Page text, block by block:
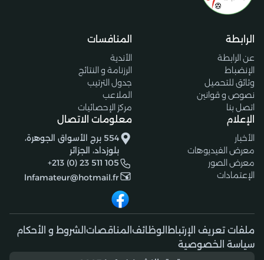
الرابطة
عن الرابطة
الإنضباط
وثائق للتحميل
نصوص و قوانين
اتصل بنا
المنافسات
الأندية
الرزنامة و النتائج
جدول الترتيب
الملاعب
مركز الإحصائيات
الإعلام
الأخبار
معرض الفيديوهات
معرض الصور
الإعتمادات
معلومات الاتصال
554 برج الأسواق الجوهرة،
بلوزداد، الجزائر
+213 (0) 23 511 105
lnfamateur@hotmail.fr
ملفات تعريف الإرتباط الوظائف المناقصات الشروط و الأحكام
سياسة الخصوصية